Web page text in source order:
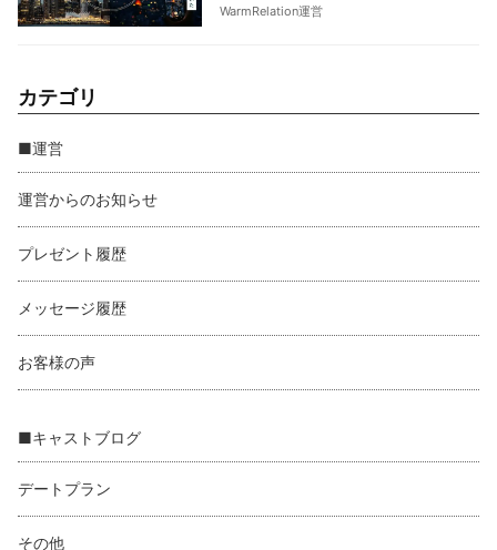
WarmRelation運営
カテゴリ
■運営
運営からのお知らせ
プレゼント履歴
メッセージ履歴
お客様の声
■キャストブログ
デートプラン
その他